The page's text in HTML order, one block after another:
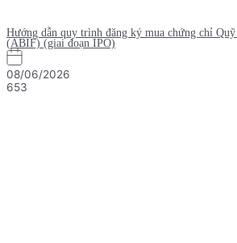
Hướng dẫn quy trình đăng ký mua chứng chỉ
(ABIF) (giai đoạn IPO)
08/06/2026
653